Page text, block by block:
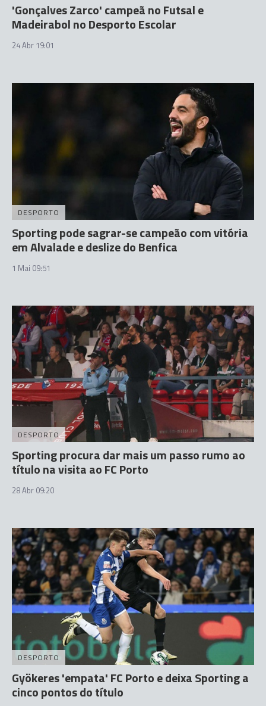
'Gonçalves Zarco' campeã no Futsal e
Madeirabol no Desporto Escolar
24 Abr 19:01
DESPORTO
Sporting pode sagrar-se campeão com vitória
em Alvalade e deslize do Benfica
1 Mai 09:51
DESPORTO
Sporting procura dar mais um passo rumo ao
título na visita ao FC Porto
28 Abr 09:20
DESPORTO
Gyökeres 'empata' FC Porto e deixa Sporting a
cinco pontos do título